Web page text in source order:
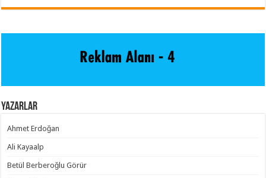
Yazarlar
Ahmet Erdoğan
Ali Kayaalp
Betül Berberoğlu Görür